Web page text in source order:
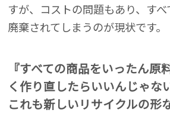
すが、コストの問題もあり、す
廃棄されてしまうのが現状です。
『すべての商品をいったん原
く作り直したらいいんじゃな
これも新しいリサイクルの形